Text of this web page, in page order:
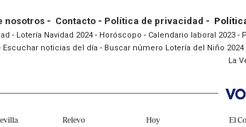
nosotros- Contacto- Política de privacidad -
- Lotería Navidad 2024- Horóscopo - Calendario laboral 2023-
Escuchar noticias del día - Buscar número Lotería del Niño 2024
La
Relevo
Hoy
El